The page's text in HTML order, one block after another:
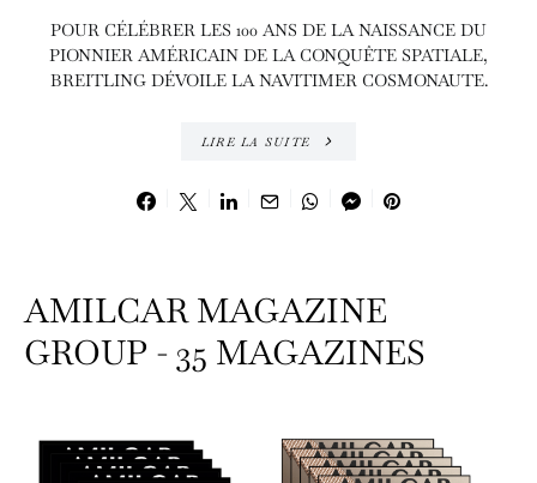
POUR CÉLÉBRER LES 100 ANS DE LA NAISSANCE DU
PIONNIER AMÉRICAIN DE LA CONQUÊTE SPATIALE,
BREITLING DÉVOILE LA NAVITIMER COSMONAUTE.
LIRE LA SUITE
AMILCAR MAGAZINE
GROUP - 35 MAGAZINES